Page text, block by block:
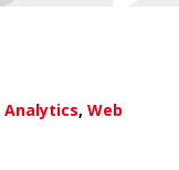
Analytics,Web